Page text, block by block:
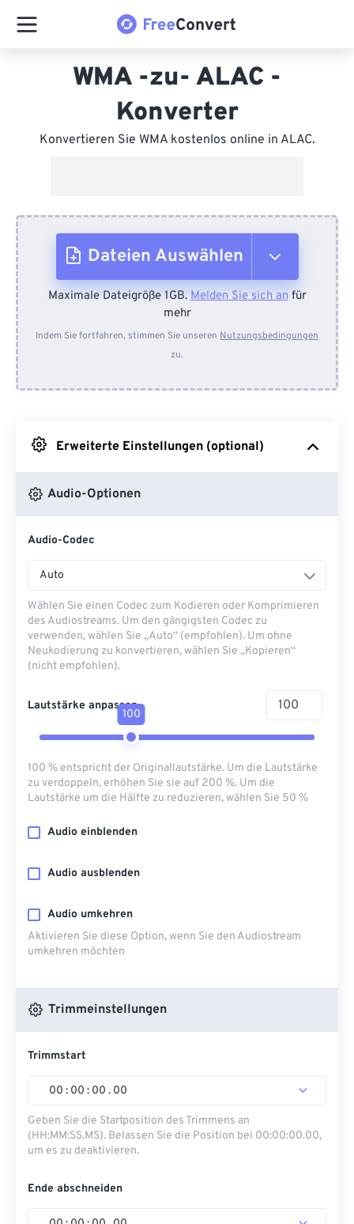
WMA -zu- ALAC -
Konverter
Konvertieren Sie WMA kostenlos online in ALAC.
Dateien Auswählen
Vom Gerät
Von Dropbox
Maximale Dateigröße 1GB.Melden Sie sich anfür
mehr
Indem Sie fortfahren, stimmen Sie unseren Nutzungsbedingungen
zu.
Erweiterte Einstellungen (optional)
Audio-Optionen
Audio-Codec
Auto
Wählen Sie einen Codec zum Kodieren oder Komprimieren
des Audiostreams. Um den gängigsten Codec zu
verwenden, wählen Sie „Auto“ (empfohlen). Um ohne
Neukodierung zu konvertieren, wählen Sie „Kopieren“
(nicht empfohlen).
Lautstärke anpassen
100
100 % entspricht der Originallautstärke. Um die Lautstärke
zu verdoppeln, erhöhen Sie sie auf 200 %. Um die
Lautstärke um die Hälfte zu reduzieren, wählen Sie 50 %
Audio einblenden
Audio ausblenden
Audio umkehren
Aktivieren Sie diese Option, wenn Sie den Audiostream
umkehren möchten
Trimmeinstellungen
Trimmstart
00 : 00 : 00 . 00
Geben Sie die Startposition des Trimmens an
(HH:MM:SS.MS). Belassen Sie die Position bei 00:00:00.00,
um es zu deaktivieren.
Ende abschneiden